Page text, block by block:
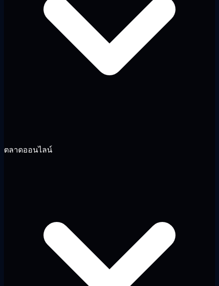
ตลาดออนไลน์